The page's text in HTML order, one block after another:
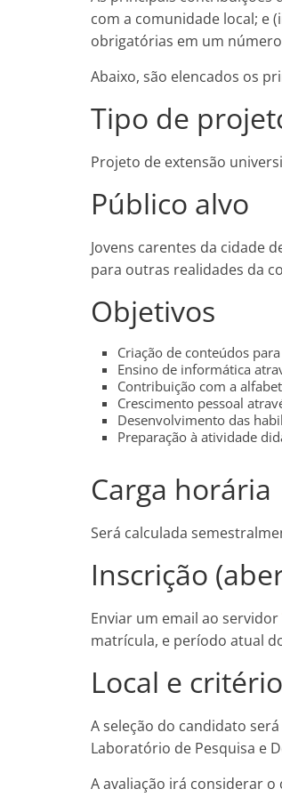
com a comunidade local; e
obrigatórias em um
Abaixo, são elencados os
Tipo de
Projeto de extensão
Público alvo
Jovens carentes da cidade
para outras realidades da
Objetivos
Criação de conteúdos
Ensino de informática
Contribuição com a
Crescimento pessoal
Desenvolvimento das
Preparação à atividade
Carga horária
Será calculada
Inscrição
Enviar um email ao servidor
matrícula, e período atual
Local e
A seleção do candidato
Laboratório de Pesquisa e
A avaliação irá considerar